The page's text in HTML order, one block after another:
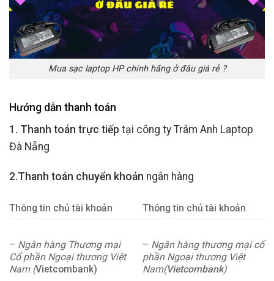
Mua sạc laptop HP chính hãng ở đâu giá rẻ ?
Hướng dẫn thanh toán
1. Thanh toán trực tiếp tại công ty Trâm Anh Laptop
Đà Nẵng
2.Thanh toán chuyển khoản ngân hàng
Thông tin chủ tài khoản Thông tin chủ tài khoản
– Ngân hàng Thương mại
Cổ phần Ngoại thương Việt
Nam (Vietcombank)
– Ngân hàng thương mại cổ
phần Ngoại thương Việt
Nam(Vietcombank)